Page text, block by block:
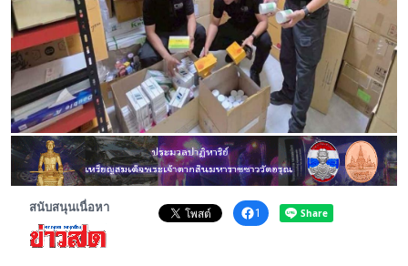
พระดอทกะฉ่อน
กะฉ่อนช้อปปิ้ง
ติดต่อ
สนับสนุนเนื่อหา 1